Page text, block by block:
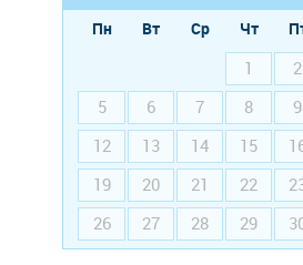
Пн Вт Ср Чт
1
2
5
6 7 8 9
12
13 14 15
19
20 21 22
26
27 28 29